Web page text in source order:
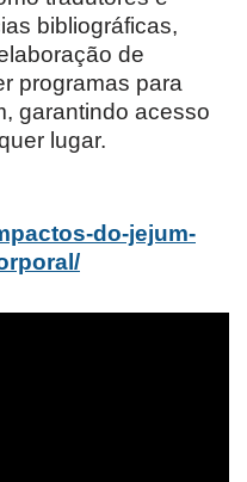
bibliográficas,
de
programas para
garantindo acesso
lugar.
do-jejum-